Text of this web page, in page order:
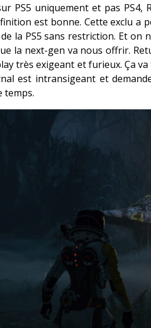
PS5 uniquement et pas PS4,
est bonne. Cette exclu a
la PS5 sans restriction. Et on
la next-gen va nous offrir.
très exigeant et furieux. Ça
est intransigeant et
temps.
: CALENDRIER DE
DU JEU « GRID, ULTIMATE
SUR XBOX ONE OU PS4
Daily Passions